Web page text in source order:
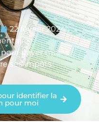
22 février 2024
payer moins
ses impôts
identifier la
pour moi